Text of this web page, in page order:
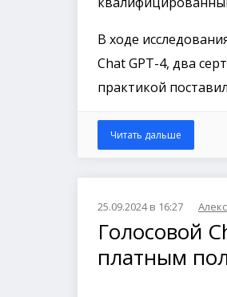
В ходе
Chat GPT-4, два
практикой
Читать дальше
25.09.2024 в 16:27
Голосовой
платным